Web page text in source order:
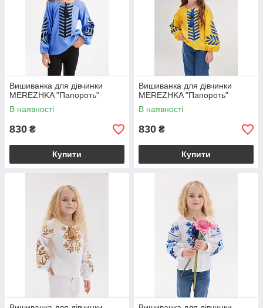
Вишиванка для дівчинки
MEREZHKA "Папороть"
В наявності
830 ₴
Купити
Вишиванка для дівчинки
MEREZHKA "Папороть"
В наявності
830 ₴
Купити